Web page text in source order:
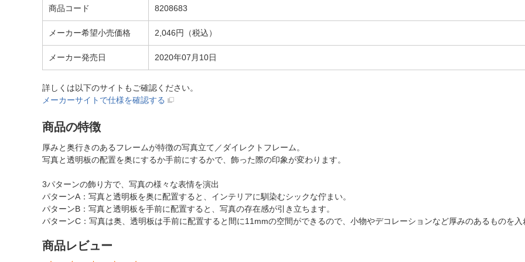
商品コード 8208683
メーカー希望小売価格 2,046円（税込）
メーカー発売日 2020年07月10日
詳しくは以下のサイトもご確認ください。
メーカーサイトで仕様を確認する
商品の特徴
厚みと奥行きのあるフレームが特徴の写真立て／ダイレクトフレーム。
写真と透明板の配置を奥にするか手前にするかで、飾った際の印象が変わります。
3パターンの飾り方で、写真の様々な表情を演出
パターンA：写真と透明板を奥に配置すると、インテリアに馴染むシックな佇まい。
パターンB：写真と透明板を手前に配置すると、写真の存在感が引き立ちます。
パターンC：写真は奥、透明板は手前に配置すると間に11mmの空間ができるので、小物やデコレーションなど厚みのあるものを入
商品レビュー